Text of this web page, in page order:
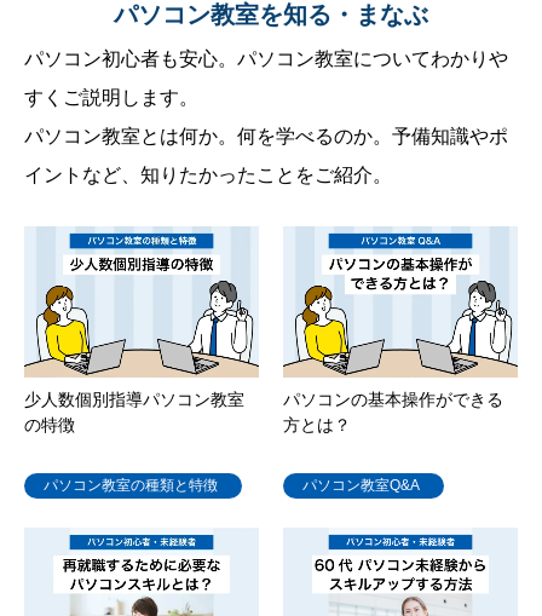
パソコン教室を知る・まなぶ
パソコン初心者も安心。パソコン教室についてわかりや
すくご説明します。
パソコン教室とは何か。何を学べるのか。予備知識やポ
イントなど、知りたかったことをご紹介。
少人数個別指導パソコン教室
の特徴
パソコン教室の種類と特徴
パソコンの基本操作ができる
方とは？
パソコン教室Q&A